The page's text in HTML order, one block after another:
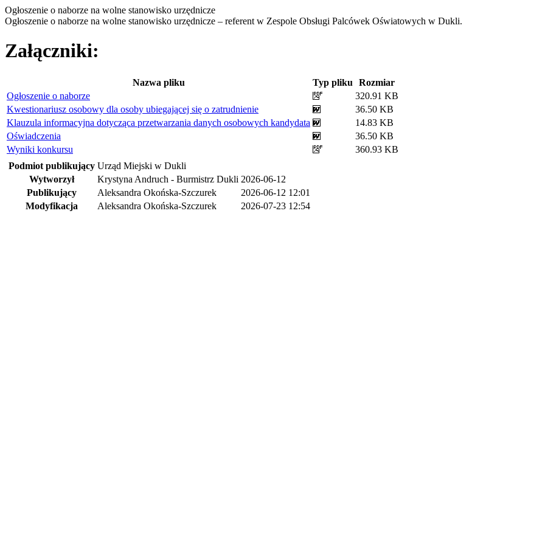
Ogłoszenie o naborze na wolne stanowisko urzędnicze
Ogłoszenie o naborze na wolne stanowisko urzędnicze – referent w Zespole Obsługi Palcówek Oświatowych w Dukli.
Załączniki:
Nazwa pliku Typ pliku
Rozmiar
Ogłoszenie o naborze
320.91 KB
Kwestionariusz osobowy dla osoby ubiegającej się o zatrudnienie
36.50 KB
Klauzula informacyjna dotycząca przetwarzania danych osobowych kandydata
14.83 KB
Oświadczenia
36.50 KB
Wyniki konkursu
360.93 KB
Podmiot publikujący Urząd Miejski w Dukli
Wytworzył
Krystyna Andruch - Burmistrz Dukli 2026-06-12
Publikujący
Aleksandra Okońska-Szczurek
2026-06-12 12:01
Modyfikacja
Aleksandra Okońska-Szczurek 2026-07-23 12:54